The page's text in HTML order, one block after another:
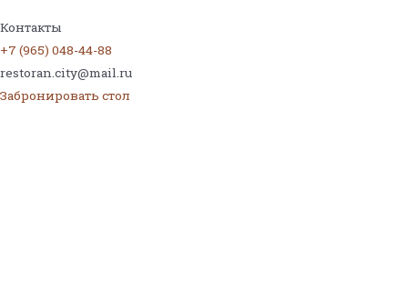
Контакты
+7 (965) 048-44-88
restoran.city@mail.ru
Забронировать стол